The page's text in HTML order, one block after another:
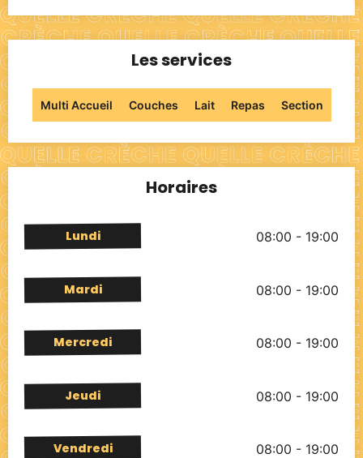
Les services
Multi Accueil Couches Lait Repas Section
Horaires
Lundi 08:00 - 19:00
Mardi 08:00 - 19:00
Mercredi 08:00 - 19:00
Jeudi 08:00 - 19:00
Vendredi 08:00 - 19:00